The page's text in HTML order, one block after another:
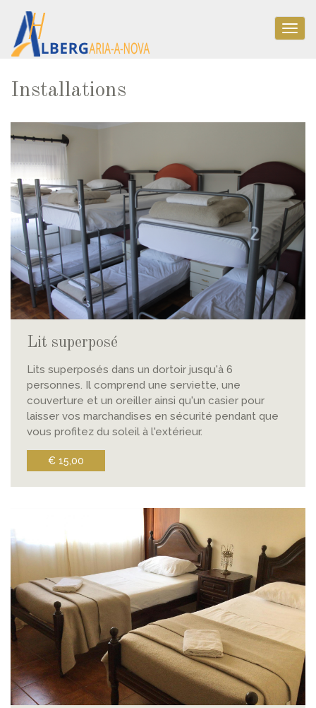
Installations
Lit superposé
Lits superposés dans un dortoir jusqu'à 6
personnes. Il comprend une serviette, une
couverture et un oreiller ainsi qu'un casier pour
laisser vos marchandises en sécurité pendant que
vous profitez du soleil à l'extérieur.
€ 15,00